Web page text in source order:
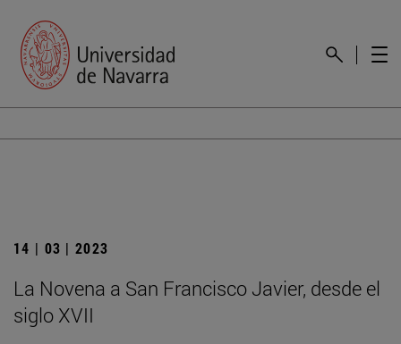
14 | 03 | 2023
La Novena a San Francisco Javier, desde el
siglo XVII